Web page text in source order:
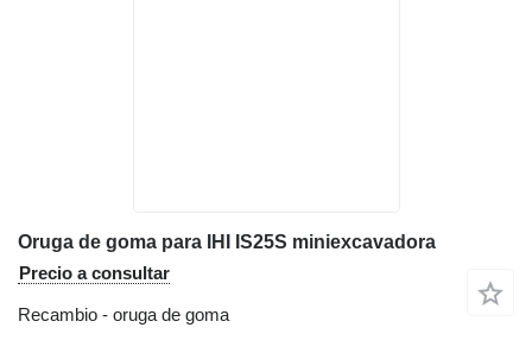
Oruga de goma para IHI IS25S miniexcavadora
Precio a consultar
Recambio - oruga de goma